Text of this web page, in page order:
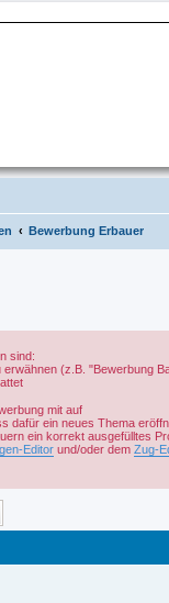
Bewerbung Erbauer
sind:
(z.B. "Bewerbung
mit auf
dafür ein neues Thema
ein korrekt ausgefülltes
Editor und/oder dem Zug-